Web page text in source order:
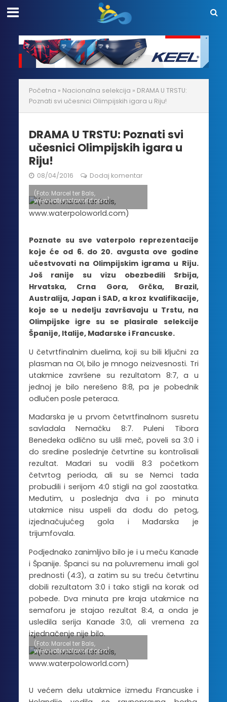
Početna » Nacionalna selekcija » DRAMA U TRSTU:
Poznati svi učesnici Olimpijskih igara u Riju!
DRAMA U TRSTU: Poznati svi
učesnici Olimpijskih igara u
Riju!
08/04/2016 Dodaj komentar
(Foto: Marcel ter Bals,
www.waterpoloworld.com)
Poznate su sve vaterpolo reprezentacije
koje će od 6. do 20. avgusta ove godine
učestvovati na Olimpijskim igrama u Riju.
Još ranije su vizu obezbedili Srbija,
Hrvatska, Crna Gora, Grčka, Brazil,
Australija, Japan i SAD, a kroz kvalifikacije,
koje se u nedelju završavaju u Trstu, na
Olimpijske igre su se plasirale selekcije
Španije, Italije, Mađarske i Francuske.
U četvrtfinalnim duelima, koji su bili ključni za
plasman na OI, bilo je mnogo neizvesnosti. Tri
utakmice završene su rezultatom 8:7, a u
jednoj je bilo nerešeno 8:8, pa je pobednik
odlučen posle peteraca.
Mađarska je u prvom četvrtfinalnom susretu
savladala Nemačku 8:7. Puleni Tibora
Benedeka odlično su ušli meč, poveli sa 3:0 i
do sredine poslednje četvrtine su kontrolisali
rezultat. Mađari su vodili 8:3 početkom
četvrtog perioda, ali su se Nemci tada
probudili i serijom 4:0 stigli na gol zaostatka.
Međutim, u poslednja dva i po minuta
utakmice nisu uspeli da dođu do petog,
izjednačujućeg gola i Mađarska je
trijumfovala.
Podjednako zanimljivo bilo je i u meču Kanade
i Španije. Španci su na poluvremenu imali gol
prednosti (4:3), a zatim su su treću četvrtinu
dobili rezultatom 3:0 i tako stigli na korak od
pobede. Dva minuta pre kraja utakmice na
semaforu je stajao rezultat 8:4, a onda je
usledila serija Kanade 3:0, ali vremena za
izjednačenje nije bilo.
(Foto: Marcel ter Bals,
www.waterpoloworld.com)
U većem delu utakmice između Francuske i